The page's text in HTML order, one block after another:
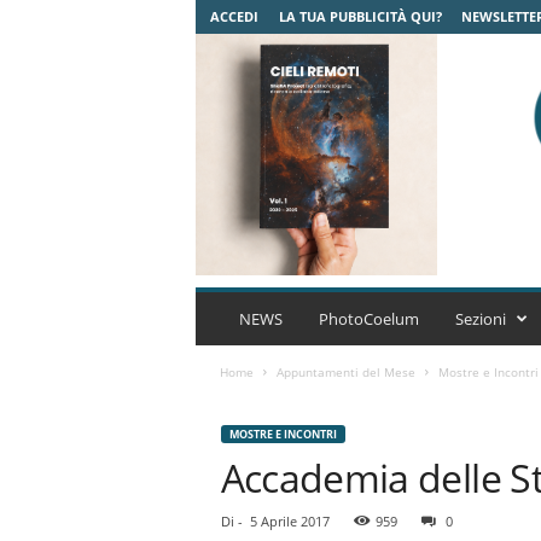
ACCEDI LA TUA PUBBLICITÀ QUI?
C
s
t
r
NEWS PhotoCoelum Sezioni
Home Appuntamenti del Mese Mostre e Incontri
MOSTRE E INCONTRI
Accademia delle
Di - 5 Aprile 2017 959 0